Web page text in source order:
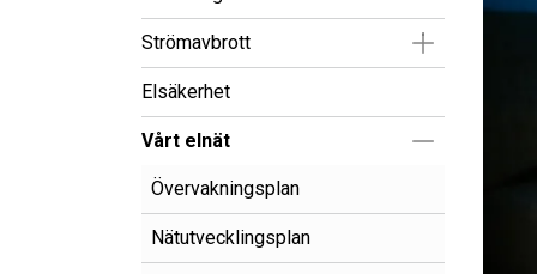
Strömavbrott Visa/Göm
Elsäkerhet
Vårt elnät Visa/Göm
Övervakningsplan
Nätutvecklingsplan